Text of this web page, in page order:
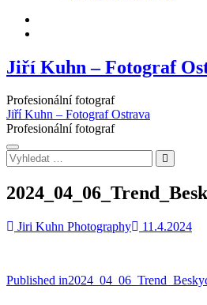
Jiří Kuhn – Fotograf
Profesionální fotograf
Jiří Kuhn – Fotograf Ostrava
Profesionální fotograf
Vyhledat
…
Jiri Kuhn Photography 11.4.2024
Navigace
Published in